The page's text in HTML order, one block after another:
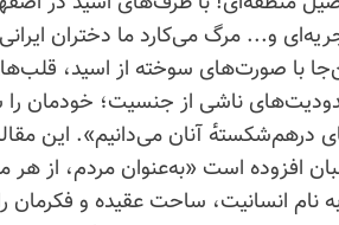
و... مرگ می‌کارد ما دختران
با صورت‌های سوخته از اسید،
ناشی از جنسیت؛ خودمان را
درهم‌شکسته‌ٔ آنان می‌دانیم». این
افزوده است «به‌عنوان مردم، از هر
انسانیت، ساحت عقیده و فکرمان